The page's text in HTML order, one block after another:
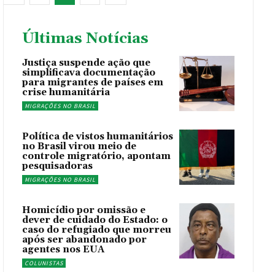
Últimas Notícias
Justiça suspende ação que
simplificava documentação
para migrantes de países em
crise humanitária
MIGRAÇÕES NO BRASIL
Política de vistos humanitários
no Brasil virou meio de
controle migratório, apontam
pesquisadoras
MIGRAÇÕES NO BRASIL
Homicídio por omissão e
dever de cuidado do Estado: o
caso do refugiado que morreu
após ser abandonado por
agentes nos EUA
COLUNISTAS